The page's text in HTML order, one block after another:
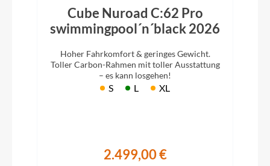
Cube Nuroad C:62 Pro
swimmingpool´n´black 2026
Hoher Fahrkomfort & geringes Gewicht.
Toller Carbon-Rahmen mit toller Ausstattung
– es kann losgehen!
S L XL
2.499,00 €